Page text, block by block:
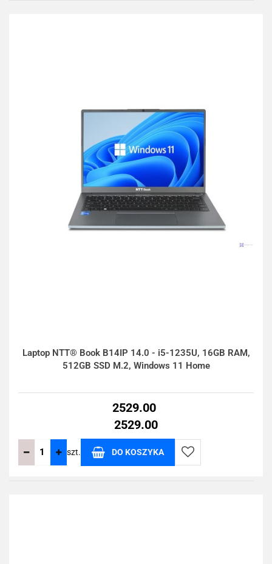
Laptop NTT® Book B14IP 14.0 - i5-1235U, 16GB RAM,
512GB SSD M.2, Windows 11 Home
2529.00
2529.00
szt. DO KOSZYKA
Do